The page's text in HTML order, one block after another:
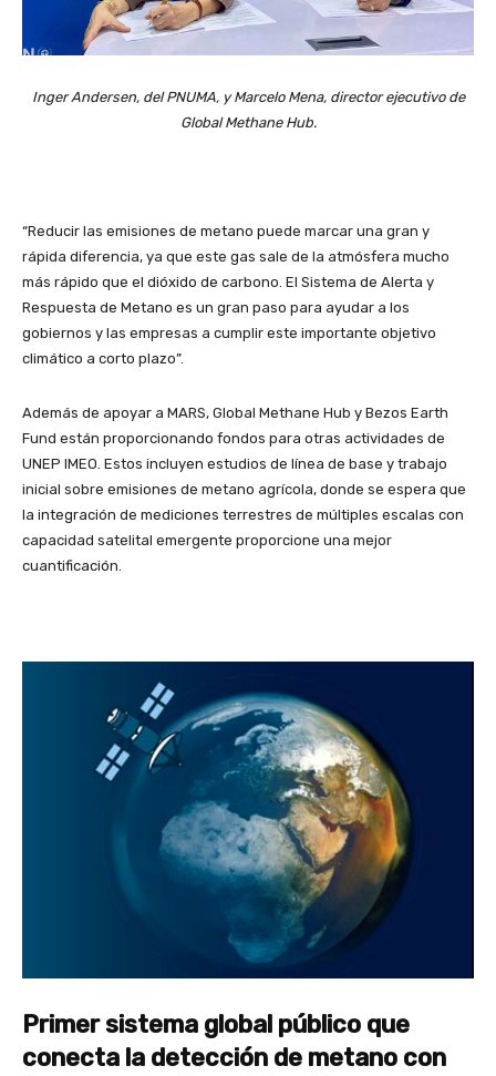
Inger Andersen, del PNUMA, y Marcelo Mena, director ejecutivo de
Global Methane Hub.
“Reducir las emisiones de metano puede marcar una gran y
rápida diferencia, ya que este gas sale de la atmósfera mucho
más rápido que el dióxido de carbono. El Sistema de Alerta y
Respuesta de Metano es un gran paso para ayudar a los
gobiernos y las empresas a cumplir este importante objetivo
climático a corto plazo”.
Además de apoyar a MARS, Global Methane Hub y Bezos Earth
Fund están proporcionando fondos para otras actividades de
UNEP IMEO. Estos incluyen estudios de línea de base y trabajo
inicial sobre emisiones de metano agrícola, donde se espera que
la integración de mediciones terrestres de múltiples escalas con
capacidad satelital emergente proporcione una mejor
cuantificación.
Primer sistema global público que
conecta la detección de metano con